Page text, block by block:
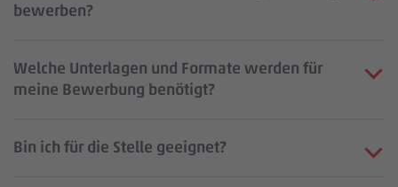
bewerben?
Welche Unterlagen und Formate werden für
meine Bewerbung benötigt?
Bin ich für die Stelle geeignet?